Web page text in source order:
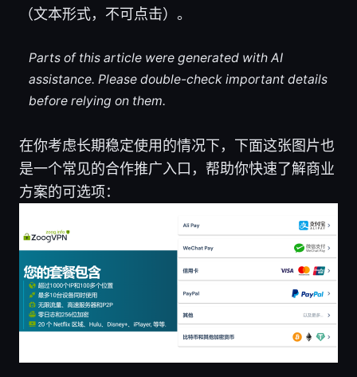
（文本形式，不可点击）。
Parts of this article were generated with AI
assistance. Please double-check important details
before relying on them.
在你考虑长期稳定使用的情况下，下面这张图片也
是一个常见的合作推广入口，帮助你快速了解商业
方案的可选项：